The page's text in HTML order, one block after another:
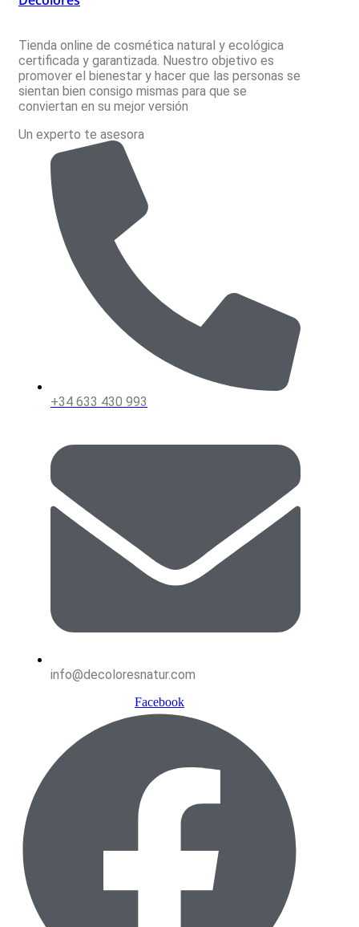
Tienda online de cosmética natural y ecológica
certificada y garantizada. Nuestro objetivo es
promover el bienestar y hacer que las personas se
sientan bien consigo mismas para que se
conviertan en su mejor versión
Un experto te asesora
+34 633 430 993
info@decoloresnatur.com
Facebook